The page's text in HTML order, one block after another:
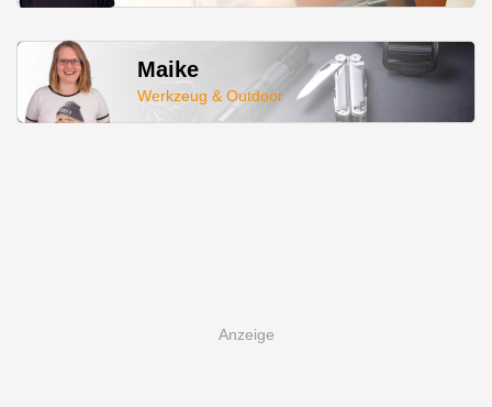
Maike
Werkzeug & Outdoor